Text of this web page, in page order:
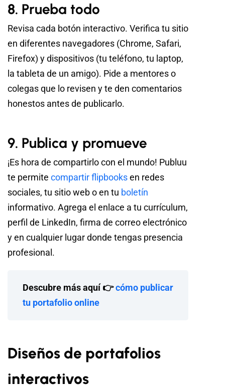
8. Prueba todo
Revisa cada botón interactivo. Verifica tu sitio
en diferentes navegadores (Chrome, Safari,
Firefox) y dispositivos (tu teléfono, tu laptop,
la tableta de un amigo). Pide a mentores o
colegas que lo revisen y te den comentarios
honestos antes de publicarlo.
9. Publica y promueve
¡Es hora de compartirlo con el mundo! Publuu
te permite compartir flipbooksen redes
sociales, tu sitio web o en tu boletín
informativo. Agrega el enlace a tu currículum,
perfil de LinkedIn, firma de correo electrónico
y en cualquier lugar donde tengas presencia
profesional.
Descubre más aquí 👉cómo publicar
tu portafolio online
Diseños de portafolios
interactivos